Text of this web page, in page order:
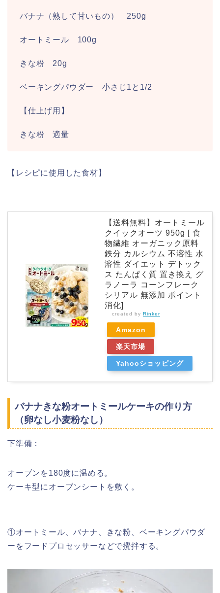
バナナ（熟して甘いもの） 250g
オートミール 100g
きな粉 20g
ベーキングパウダー 小さじ1と1/2
【仕上げ用】
きな粉 適量
【レシピに使用した食材】
【送料無料】オートミール
クイックオーツ 950g [ 食
物繊維 オーガニック原料
鉄分 カルシウム 不溶性 水
溶性 ダイエット デトック
ス たんぱく質 置き換え グ
ラノーラ コーンフレーク
シリアル 無添加 ポイント
消化]
created by Rinker
Amazon
楽天市場
Yahooショッピング
バナナきな粉オートミールケーキの作り方
（卵なし小麦粉なし）
下準備：
オーブンを180度に温める。
ケーキ型にオーブンシートを敷く。
①オートミール、バナナ、きな粉、ベーキングパウダ
ーをフードプロセッサーなどで攪拌する。